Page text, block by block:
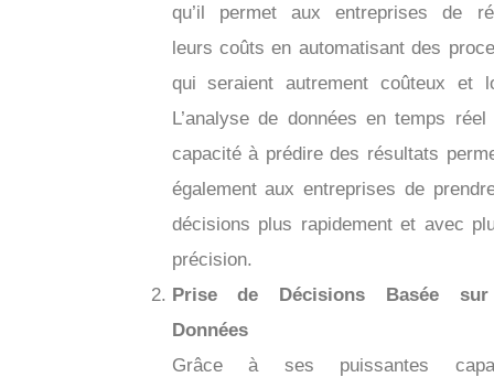
qu’il permet aux entreprises de
leurs coûts en automatisant des
qui seraient autrement coûteux et
L’analyse de données en temps
capacité à prédire des résultats
également aux entreprises de
décisions plus rapidement et avec
précision.
Prise de Décisions Basée
Données
Grâce à ses puissantes